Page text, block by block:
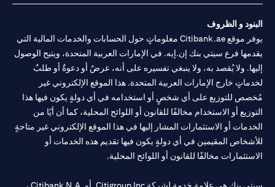
البنود و الظروف
يوفر موقع Citibank.ae معلوماتٍ حول الحسابات والخدمات المالية التي
يقدمها فرع سيتي بنك إن.إيه. في الإمارات العربية المتحدة، ويتيح الوصول
إليها. ولا يُقصد به، ولا ينبغي تفسيره على أنه، عرضٌ أو دعوةٌ أو طلبٌ
لخدماتٍ خارج الإمارات العربية المتحدة. هذا الموقع الإلكتروني غير
مُخصص للتوزيع على أي شخصٍ أو استخدامه في أي دولةٍ يكون فيها هذا
التوزيع أو الاستخدام مخالفًا للقانون أو اللوائح المحلية، كما أن أيًا من
الخدمات أو الاستثمارات المشار إليها في هذا الموقع الإلكتروني غير متاحةٍ
للأشخاص المقيمين في أي دولةٍ يكون فيها تقديم هذه الخدمات أو
الاستثمارات مخالفًا للقانون أو اللوائح المحلية.